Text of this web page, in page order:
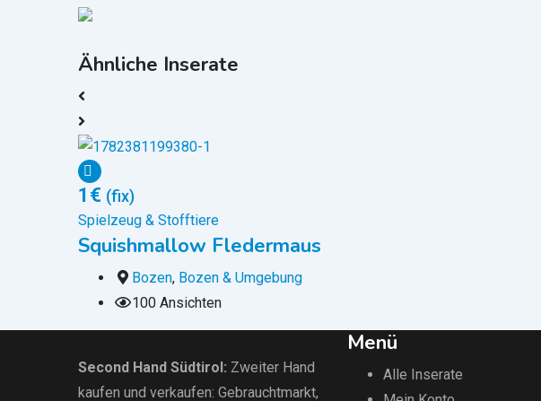
Ähnliche Inserate
1 € (fix)
Spielzeug & Stofftiere
Squishmallow Fledermaus
Bozen, Bozen & Umgebung
100 Ansichten
Second Hand Südtirol : Zweiter Hand
kaufen und verkaufen: Gebrauchtmarkt,
Menü
Alle Inserate